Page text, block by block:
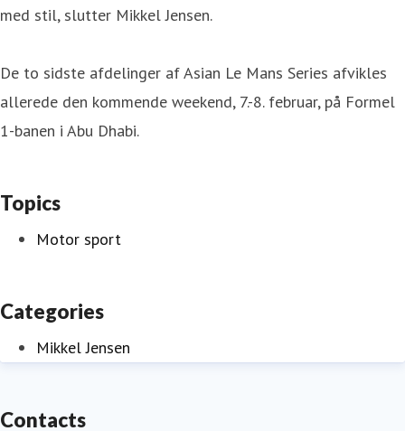
med stil, slutter Mikkel Jensen.
De to sidste afdelinger af Asian Le Mans Series afvikles
allerede den kommende weekend, 7.-8. februar, på Formel
1-banen i Abu Dhabi.
Topics
Motor sport
Categories
Mikkel Jensen
Contacts